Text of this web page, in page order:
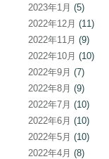
2023年1月 (5)
2022年12月 (11)
2022年11月 (9)
2022年10月 (10)
2022年9月 (7)
2022年8月 (9)
2022年7月 (10)
2022年6月 (10)
2022年5月 (10)
2022年4月 (8)